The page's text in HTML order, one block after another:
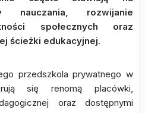
nauczania, rozwijanie
społecznych oraz
ścieżki edukacyjnej.
przedszkola prywatnego w
się renomą placówki,
oraz dostępnymi